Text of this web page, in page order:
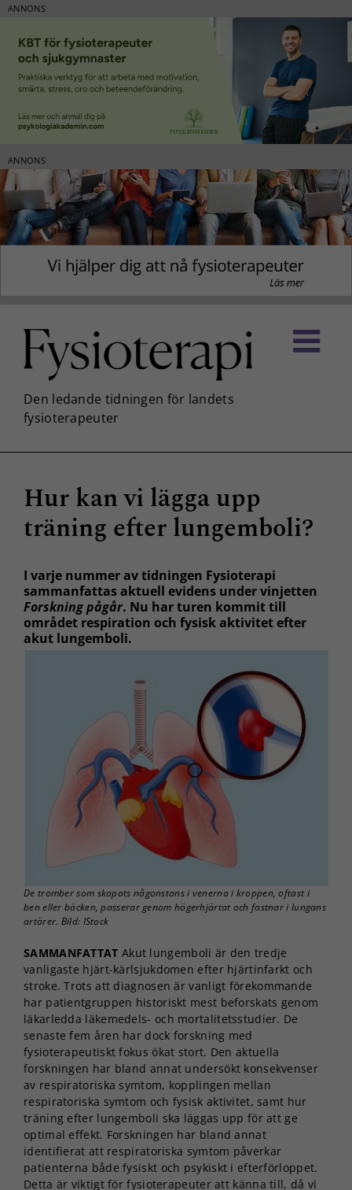
ANNONS
ANNONS
innehållet
Hur kan vi lägga upp
träning efter lungemboli?
I varje nummer av tidningen Fysioterapi
sammanfattas aktuell evidens under vinjetten
Forskning pågår. Nu har turen kommit till
området respiration och fysisk aktivitet efter
akut lungemboli.
De tromber som skapats någonstans i venerna i kroppen, oftast i
ben eller bäcken, passerar genom högerhjärtat och fastnar i lungans
artärer. Bild: IStock
SAMMANFATTAT Akut lungemboli är den tredje
vanligaste hjärt-kärlsjukdomen efter hjärtinfarkt och
stroke. Trots att diagnosen är vanligt förekommande
har patientgruppen historiskt mest beforskats genom
läkarledda läkemedels- och mortalitetsstudier. De
senaste fem åren har dock forskning med
fysioterapeutiskt fokus ökat stort. Den aktuella
forskningen har bland annat undersökt konsekvenser
av respiratoriska symtom, kopplingen mellan
respiratoriska symtom och fysisk aktivitet, samt hur
träning efter lungemboli ska läggas upp för att ge
optimal effekt. Forskningen har bland annat
identifierat att respiratoriska symtom påverkar
patienterna både fysiskt och psykiskt i efterförloppet.
Detta är viktigt för fysioterapeuter att känna till, då vi